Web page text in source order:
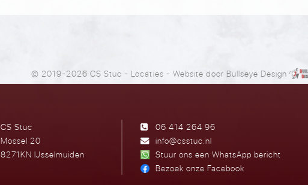
© 2019-2026 CS Stuc- Locaties - Website door Bullseye Design
CS Stuc
Mossel 20
8271KN IJsselmuiden
06 414 264 96
info@csstuc.nl
Stuur ons een WhatsApp bericht
Bezoek onze Facebook